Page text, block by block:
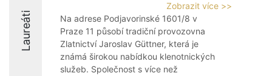
Laureáti
Zobrazit více >>
Na adrese Podjavorinské 1601/8 v
Praze 11 působí tradiční provozovna
Zlatnictví Jaroslav Güttner, která je
známá širokou nabídkou klenotnických
služeb. Společnost s více než